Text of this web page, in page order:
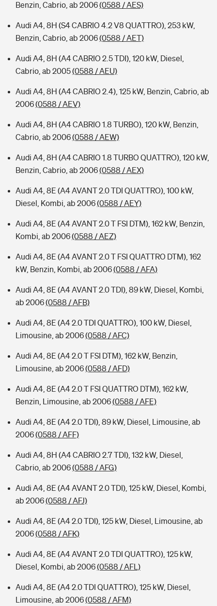
Benzin, Cabrio, ab 2006(0588 / AES)
Audi A4, 8H (S4 CABRIO 4.2 V8 QUATTRO), 253 kW,
Benzin, Cabrio, ab 2006(0588 / AET)
Audi A4, 8H (A4 CABRIO 2.5 TDI), 120 kW, Diesel,
Cabrio, ab 2005(0588 / AEU)
Audi A4, 8H (A4 CABRIO 2.4), 125 kW, Benzin, Cabrio, ab
2006(0588 / AEV)
Audi A4, 8H (A4 CABRIO 1.8 TURBO), 120 kW, Benzin,
Cabrio, ab 2006(0588 / AEW)
Audi A4, 8H (A4 CABRIO 1.8 TURBO QUATTRO), 120 kW,
Benzin, Cabrio, ab 2006(0588 / AEX)
Audi A4, 8E (A4 AVANT 2.0 TDI QUATTRO), 100 kW,
Diesel, Kombi, ab 2006(0588 / AEY)
Audi A4, 8E (A4 AVANT 2.0 T FSI DTM), 162 kW, Benzin,
Kombi, ab 2006(0588 / AEZ)
Audi A4, 8E (A4 AVANT 2.0 T FSI QUATTRO DTM), 162
kW, Benzin, Kombi, ab 2006(0588 / AFA)
Audi A4, 8E (A4 AVANT 2.0 TDI), 89 kW, Diesel, Kombi,
ab 2006(0588 / AFB)
Audi A4, 8E (A4 2.0 TDI QUATTRO), 100 kW, Diesel,
Limousine, ab 2006(0588 / AFC)
Audi A4, 8E (A4 2.0 T FSI DTM), 162 kW, Benzin,
Limousine, ab 2006(0588 / AFD)
Audi A4, 8E (A4 2.0 T FSI QUATTRO DTM), 162 kW,
Benzin, Limousine, ab 2006(0588 / AFE)
Audi A4, 8E (A4 2.0 TDI), 89 kW, Diesel, Limousine, ab
2006(0588 / AFF)
Audi A4, 8H (A4 CABRIO 2.7 TDI), 132 kW, Diesel,
Cabrio, ab 2006(0588 / AFG)
Audi A4, 8E (A4 AVANT 2.0 TDI), 125 kW, Diesel, Kombi,
ab 2006(0588 / AFJ)
Audi A4, 8E (A4 2.0 TDI), 125 kW, Diesel, Limousine, ab
2006(0588 / AFK)
Audi A4, 8E (A4 AVANT 2.0 TDI QUATTRO), 125 kW,
Diesel, Kombi, ab 2006(0588 / AFL)
Audi A4, 8E (A4 2.0 TDI QUATTRO), 125 kW, Diesel,
Limousine, ab 2006(0588 / AFM)